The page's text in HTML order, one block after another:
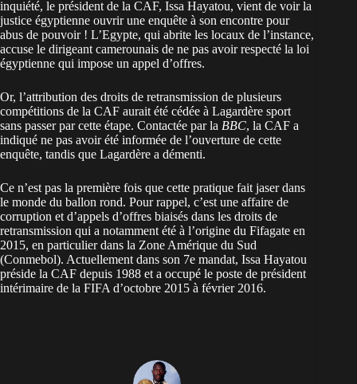
inquiété, le président de la CAF, Issa Hayatou, vient de voir la
justice égyptienne ouvrir une enquête à son encontre pour
abus de pouvoir ! L’Egypte, qui abrite les locaux de l’instance,
accuse le dirigeant camerounais de ne pas avoir respecté la loi
égyptienne qui impose un appel d’offres.
Or, l’attribution des droits de retransmission de plusieurs
compétitions de la CAF aurait été cédée à Lagardère sport
sans passer par cette étape. Contactée par la BBC, la CAF a
indiqué ne pas avoir été informée de l’ouverture de cette
enquête, tandis que Lagardère a démenti.
Ce n’est pas la première fois que cette pratique fait jaser dans
le monde du ballon rond. Pour rappel, c’est une affaire de
corruption et d’appels d’offres biaisés dans les droits de
retransmission qui a notamment été à l’origine du Fifagate en
2015, en particulier dans la Zone Amérique du Sud
(Conmebol). Actuellement dans son 7e mandat, Issa Hayatou
préside la CAF depuis 1988 et a occupé le poste de président
intérimaire de la FIFA d’octobre 2015 à février 2016.